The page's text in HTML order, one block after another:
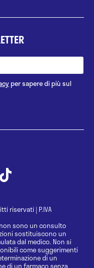
per sapere di più sul
riservati| P.IVA
sono un consulto
sostituiscono un
dal medico. Non si
come suggerimenti
di un
di un farmaco senza